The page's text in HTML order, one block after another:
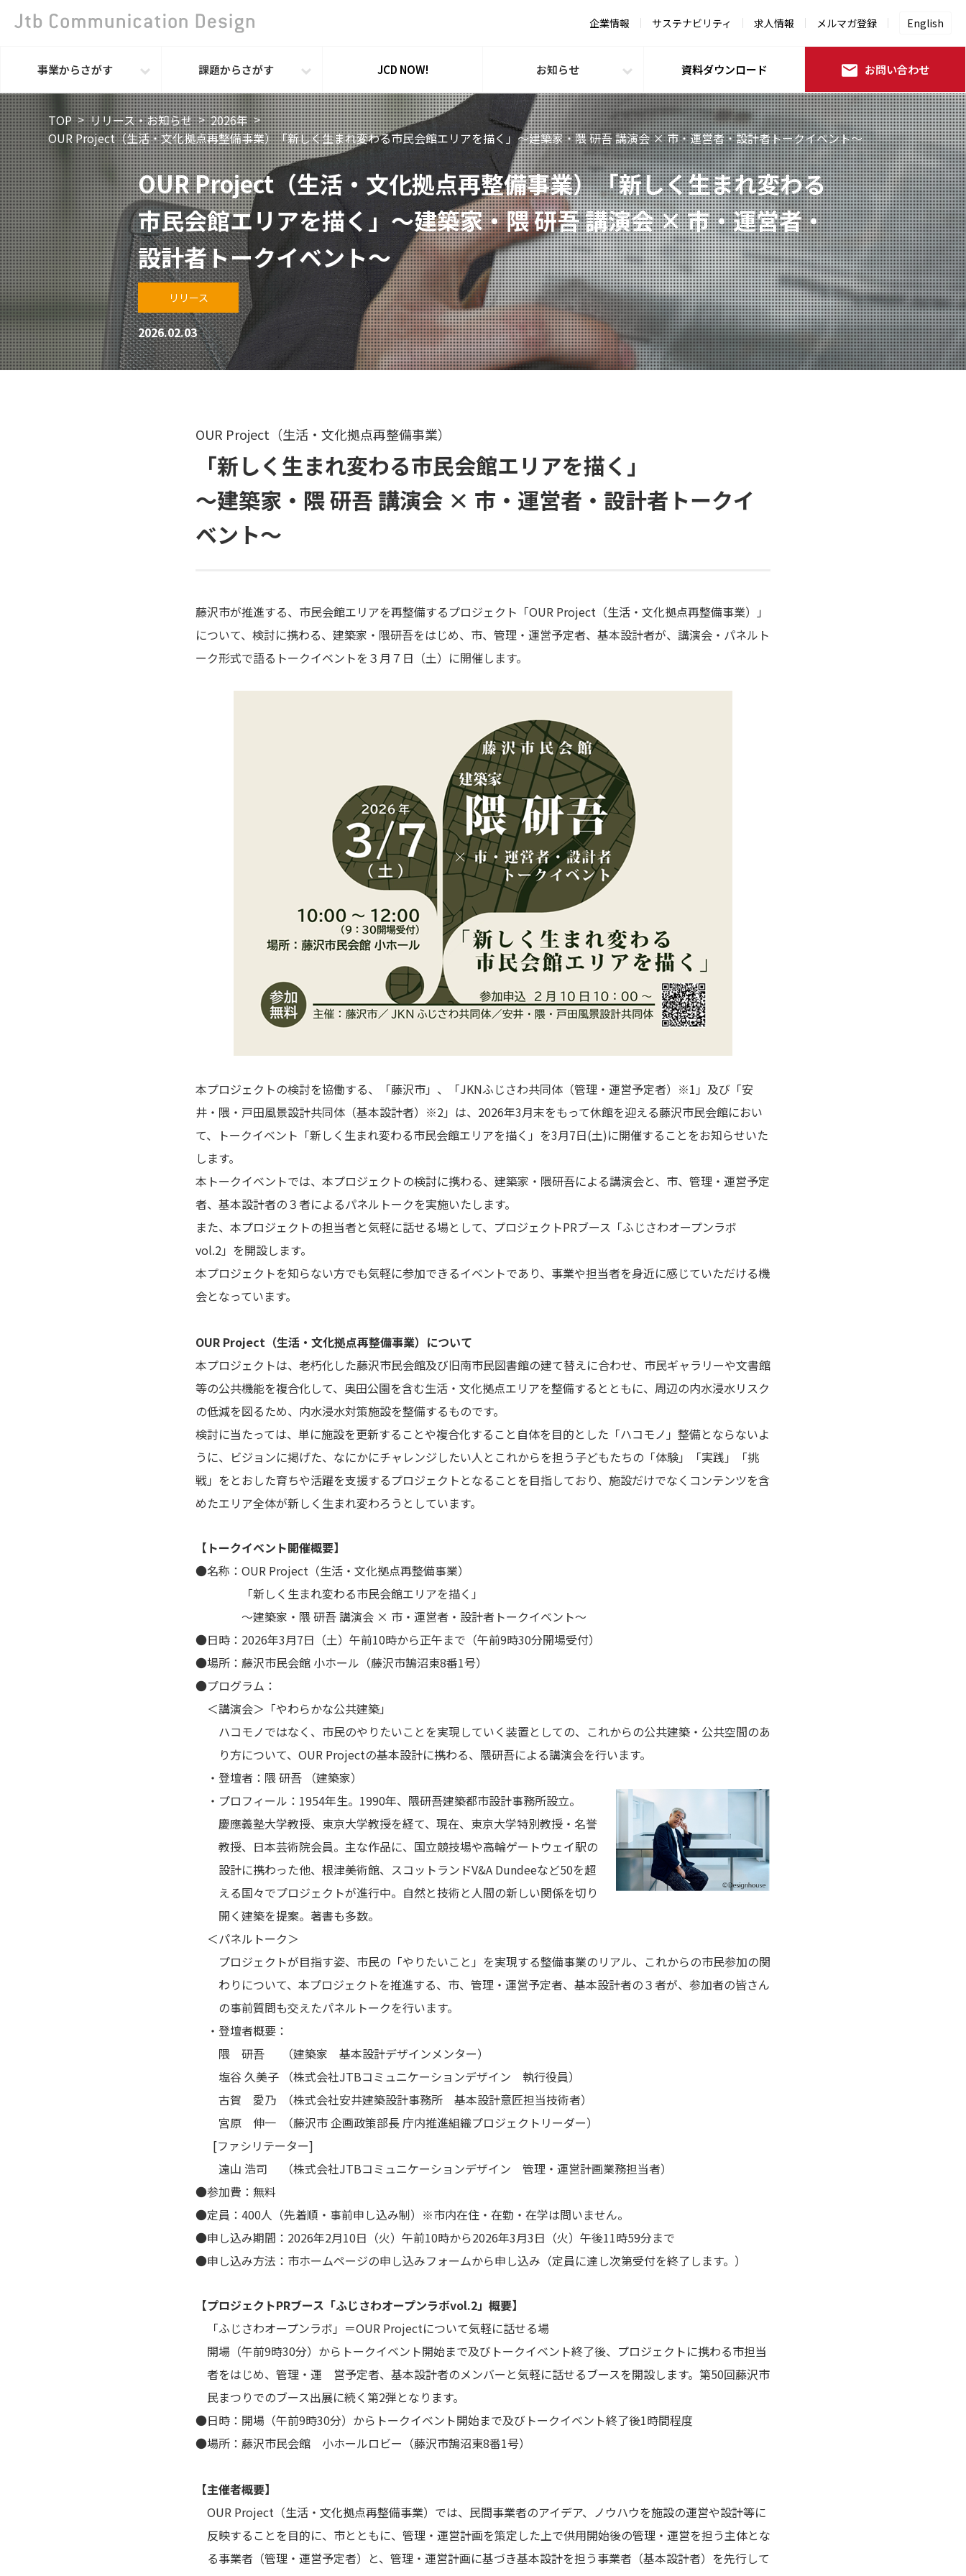
企業情報 サステナビリティ 求人情報 メルマガ登録 English
事業からさがす 課題からさがす JCD NOW! お知らせ 資料ダウンロード お問い合わせ
TOP リリース・お知らせ
2026年
OUR Project（生活・文化拠点再整備事業）「新しく生まれ変わる市民会館エリアを描く」～建築家・隈 研吾 講演会 × 市・運営者・設計者トークイベント～
OUR Project（生活・文化拠点再整備事業）「新しく生まれ変わる
市民会館エリアを描く」～建築家・隈 研吾 講演会 × 市・運営者・
設計者トークイベント～
リリース
2026.02.03
OUR Project（生活・文化拠点再整備事業）
「新しく生まれ変わる市民会館エリアを描く」
～建築家・隈 研吾 講演会 × 市・運営者・設計者トークイ
ベント～
藤沢市が推進する、市民会館エリアを再整備するプロジェクト「OUR Project（生活・文化拠点再整備事業）」
について、検討に携わる、建築家・隈研吾をはじめ、市、管理・運営予定者、基本設計者が、講演会・パネルト
ーク形式で語るトークイベントを３月７日（土）に開催します。
本プロジェクトの検討を協働する、「藤沢市」、「JKNふじさわ共同体（管理・運営予定者）※1」及び「安
井・隈・戸田風景設計共同体（基本設計者）※2」は、2026年3月末をもって休館を迎える藤沢市民会館におい
て、トークイベント「新しく生まれ変わる市民会館エリアを描く」を3月7日(土)に開催することをお知らせいた
します。
本トークイベントでは、本プロジェクトの検討に携わる、建築家・隈研吾による講演会と、市、管理・運営予定
者、基本設計者の３者によるパネルトークを実施いたします。
また、本プロジェクトの担当者と気軽に話せる場として、プロジェクトPRブース「ふじさわオープンラボ
vol.2」を開設します。
本プロジェクトを知らない方でも気軽に参加できるイベントであり、事業や担当者を身近に感じていただける機
会となっています。
OUR Project（生活・文化拠点再整備事業）について
本プロジェクトは、老朽化した藤沢市民会館及び旧南市民図書館の建て替えに合わせ、市民ギャラリーや文書館
等の公共機能を複合化して、奥田公園を含む生活・文化拠点エリアを整備するとともに、周辺の内水浸水リスク
の低減を図るため、内水浸水対策施設を整備するものです。
検討に当たっては、単に施設を更新することや複合化すること自体を目的とした「ハコモノ」整備とならないよ
うに、ビジョンに掲げた、なにかにチャレンジしたい人とこれからを担う子どもたちの「体験」「実践」「挑
戦」をとおした育ちや活躍を支援するプロジェクトとなることを目指しており、施設だけでなくコンテンツを含
めたエリア全体が新しく生まれ変わろうとしています。
【トークイベント開催概要】
●名称：OUR Project（生活・文化拠点再整備事業）
「新しく生まれ変わる市民会館エリアを描く」
～建築家・隈 研吾 講演会 × 市・運営者・設計者トークイベント～
●日時：2026年3月7日（土）午前10時から正午まで（午前9時30分開場受付）
●場所：藤沢市民会館 小ホール（藤沢市鵠沼東8番1号）
●プログラム：
＜講演会＞「やわらかな公共建築」
ハコモノではなく、市民のやりたいことを実現していく装置としての、これからの公共建築・公共空間のあ
り方について、OUR Projectの基本設計に携わる、隈研吾による講演会を行います。
・登壇者：隈 研吾 （建築家）
・プロフィール：1954年生。1990年、隈研吾建築都市設計事務所設立。
慶應義塾大学教授、東京大学教授を経て、現在、東京大学特別教授・名誉
教授、日本芸術院会員。主な作品に、国立競技場や高輪ゲートウェイ駅の
設計に携わった他、根津美術館、スコットランドV&A Dundeeなど50を超
える国々でプロジェクトが進行中。自然と技術と人間の新しい関係を切り
開く建築を提案。著書も多数。
＜パネルトーク＞
プロジェクトが目指す姿、市民の「やりたいこと」を実現する整備事業のリアル、これからの市民参加の関
わりについて、本プロジェクトを推進する、市、管理・運営予定者、基本設計者の３者が、参加者の皆さん
の事前質問も交えたパネルトークを行います。
・登壇者概要：
隈 研吾 （建築家 基本設計デザインメンター）
塩谷 久美子 （株式会社JTBコミュニケーションデザイン 執行役員）
古賀 愛乃 （株式会社安井建築設計事務所 基本設計意匠担当技術者）
宮原 伸一 （藤沢市 企画政策部長 庁内推進組織プロジェクトリーダー）
[ファシリテーター]
遠山 浩司 （株式会社JTBコミュニケーションデザイン 管理・運営計画業務担当者）
●参加費：無料
●定員：400人（先着順・事前申し込み制）※市内在住・在勤・在学は問いません。
●申し込み期間：2026年2月10日（火）午前10時から2026年3月3日（火）午後11時59分まで
●申し込み方法：市ホームページの申し込みフォームから申し込み（定員に達し次第受付を終了します。）
【プロジェクトPRブース「ふじさわオープンラボvol.2」概要】
「ふじさわオープンラボ」＝OUR Projectについて気軽に話せる場
開場（午前9時30分）からトークイベント開始まで及びトークイベント終了後、プロジェクトに携わる市担当
者をはじめ、管理・運 営予定者、基本設計者のメンバーと気軽に話せるブースを開設します。第50回藤沢市
民まつりでのブース出展に続く第2弾となります。
●日時：開場（午前9時30分）からトークイベント開始まで及びトークイベント終了後1時間程度
●場所：藤沢市民会館 小ホールロビー（藤沢市鵠沼東8番1号）
【主催者概要】
OUR Project（生活・文化拠点再整備事業）では、民間事業者のアイデア、ノウハウを施設の運営や設計等に
反映することを目的に、市とともに、管理・運営計画を策定した上で供用開始後の管理・運営を担う主体とな
る事業者（管理・運営予定者）と、管理・運営計画に基づき基本設計を担う事業者（基本設計者）を先行して